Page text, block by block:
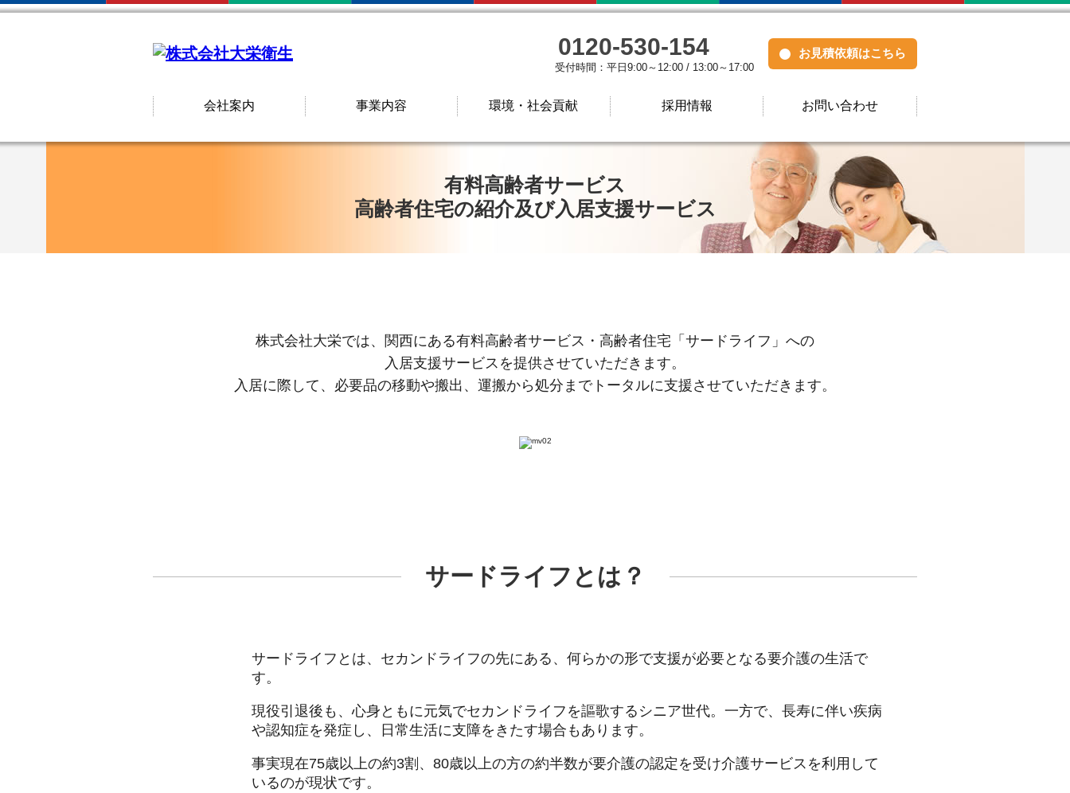
0120-530-154
受付時間：平日9:00～12:00 / 13:00～17:00
お見積依頼はこちら
会社案内 事業内容 環境・社会貢献 採用情報 お問い合わせ
有料高齢者サービス
高齢者住宅の紹介及び入居支援サービス
株式会社大栄では、関西にある有料高齢者サービス・高齢者住宅「サードライフ」への
入居支援サービスを提供させていただきます。
入居に際して、必要品の移動や搬出、運搬から処分までトータルに支援させていただきます。
サードライフとは？
サードライフとは、セカンドライフの先にある、何らかの形で支援が必要となる要介護の生活で
す。
現役引退後も、心身ともに元気でセカンドライフを謳歌するシニア世代。一方で、長寿に伴い疾病
や認知症を発症し、日常生活に支障をきたす場合もあります。
事実現在75歳以上の約3割、80歳以上の方の約半数が要介護の認定を受け介護サービスを利用して
いるのが現状です。